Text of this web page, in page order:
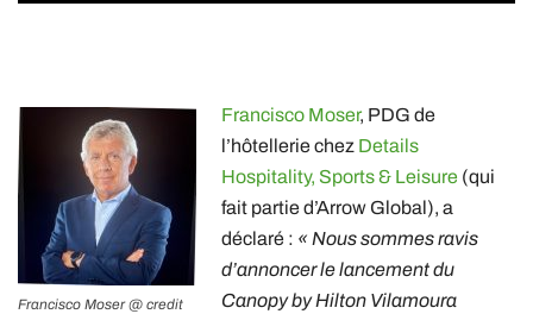
Francisco Moser @ credit
Francisco Moser, PDG de
l’hôtellerie chez Details
Hospitality, Sports & Leisure (qui
fait partie d’Arrow Global), a
déclaré : « Nous sommes ravis
d’annoncer le lancement du
Canopy by Hilton Vilamoura